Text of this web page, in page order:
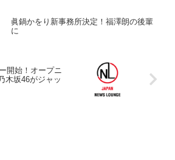
眞鍋かをり新事務所決定！福澤朗の後輩
に
開始！オープニ
木坂46がジャッ